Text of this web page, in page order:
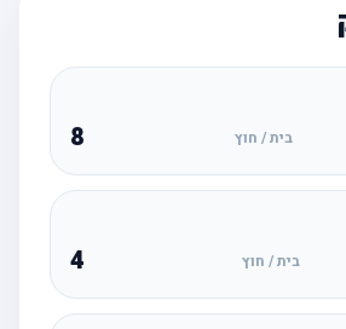
בית / חוץ
בית / חוץ